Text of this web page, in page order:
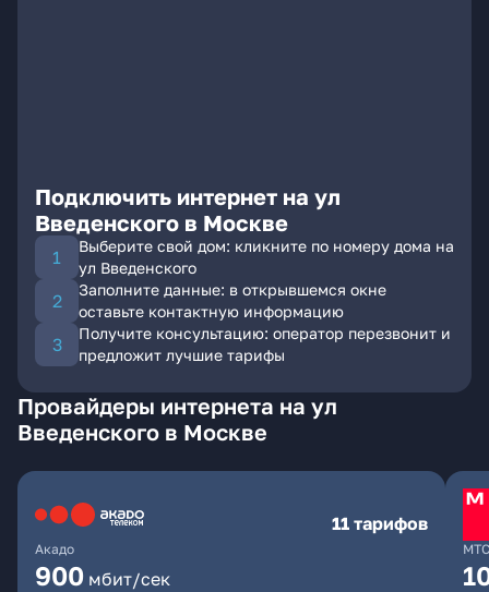
Подключить интернет на ул
Введенского в Москве
Выберите свой дом: кликните по номеру дома на
ул Введенского
Заполните данные: в открывшемся окне
оставьте контактную информацию
Получите консультацию: оператор перезвонит и
предложит лучшие тарифы
Провайдеры интернета на ул
Введенского в Москве
Акадо
11 тарифов
900 мбит/сек
МТС